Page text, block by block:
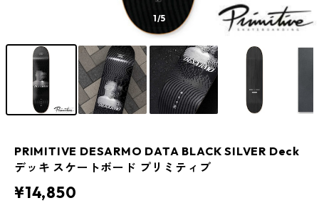
1/5
PRIMITIVE DESARMO DATA BLACK SILVER Deck
デッキ スケートボード プリミティブ
¥14,850